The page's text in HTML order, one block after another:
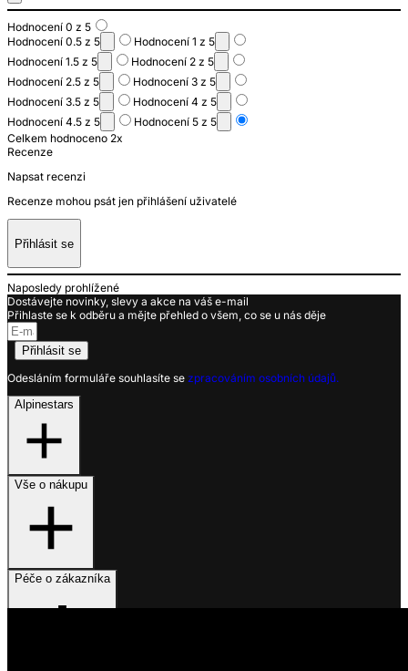
Hodnocení 0 z 5
Hodnocení 0.5 z 5
Hodnocení 1 z 5
Hodnocení 1.5 z 5
Hodnocení 2 z 5
Hodnocení 2.5 z 5
Hodnocení 3 z 5
Hodnocení 3.5 z 5
Hodnocení 4 z 5
Hodnocení 4.5 z 5
Hodnocení 5 z 5
Celkem hodnoceno 2x
Recenze
Napsat recenzi
Recenze mohou psát jen přihlášení uživatelé
Přihlásit se
Naposledy prohlížené
Dostávejte novinky, slevy a akce na váš e-mail
Přihlaste se k odběru a mějte přehled o všem, co se u nás děje
Přihlásit se
Odesláním formuláře souhlasíte se zpracováním osobních údajů.
Alpinestars
Vše o nákupu
Péče o zákazníka